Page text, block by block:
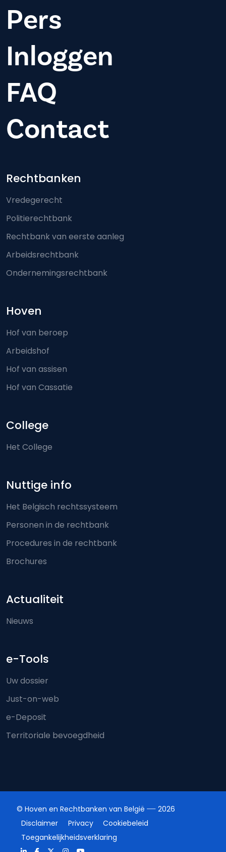
Pers
Inloggen
FAQ
Contact
Footer-menu
Rechtbanken
Vredegerecht
Politierechtbank
Rechtbank van eerste aanleg
Arbeidsrechtbank
Ondernemingsrechtbank
Hoven
Hof van beroep
Arbeidshof
Hof van assisen
Hof van Cassatie
College
Het College
Nuttige info
Het Belgisch rechtssysteem
Personen in de rechtbank
Procedures in de rechtbank
Brochures
Actualiteit
Nieuws
e-Tools
Uw dossier
Just-on-web
e-Deposit
Territoriale bevoegdheid
© Hoven en Rechtbanken van België
2026
Disclaimer
Privacy
Cookiebeleid
Toegankelijkheidsverklaring